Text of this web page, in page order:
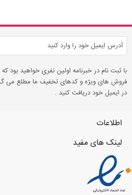
با ثبت نام در خبرنامه اولین نفری خواهید بود
فروش های ویژه و کدهای تخفیف ما مطلع می
در ایمیل خود دریافت کنید .
اطلاعات
لینک های مفید